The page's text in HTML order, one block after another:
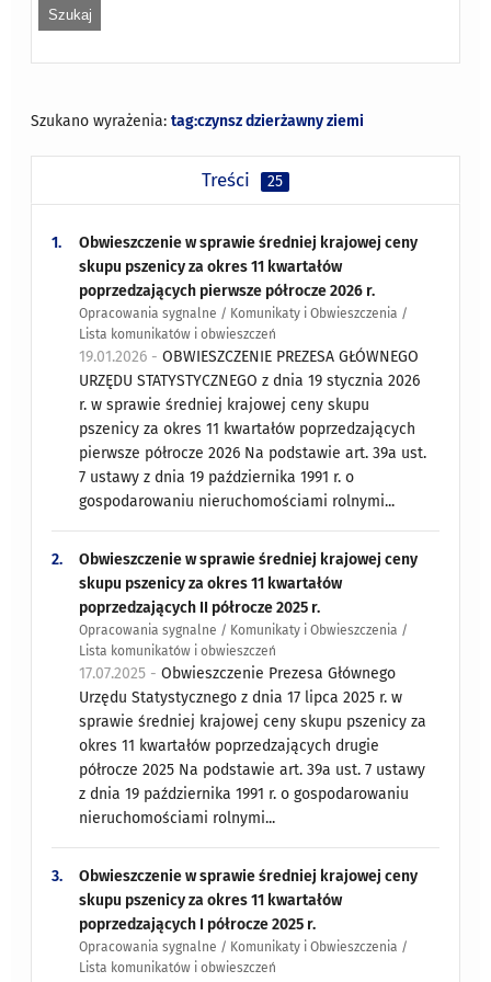
Szukano wyrażenia:tag:czynsz dzierżawny ziemi
Treści 25
1.
Obwieszczenie w sprawie średniej krajowej ceny
skupu pszenicy za okres 11 kwartałów
poprzedzających pierwsze półrocze 2026 r.
Opracowania sygnalne / Komunikaty i Obwieszczenia /
Lista komunikatów i obwieszczeń
19.01.2026 -OBWIESZCZENIE PREZESA GŁÓWNEGO
URZĘDU STATYSTYCZNEGO z dnia 19 stycznia 2026
r. w sprawie średniej krajowej ceny skupu
pszenicy za okres 11 kwartałów poprzedzających
pierwsze półrocze 2026 Na podstawie art. 39a ust.
7 ustawy z dnia 19 października 1991 r. o
gospodarowaniu nieruchomościami rolnymi...
2.
Obwieszczenie w sprawie średniej krajowej ceny
skupu pszenicy za okres 11 kwartałów
poprzedzających II półrocze 2025 r.
Opracowania sygnalne / Komunikaty i Obwieszczenia /
Lista komunikatów i obwieszczeń
17.07.2025 -Obwieszczenie Prezesa Głównego
Urzędu Statystycznego z dnia 17 lipca 2025 r. w
sprawie średniej krajowej ceny skupu pszenicy za
okres 11 kwartałów poprzedzających drugie
półrocze 2025 Na podstawie art. 39a ust. 7 ustawy
z dnia 19 października 1991 r. o gospodarowaniu
nieruchomościami rolnymi...
3.
Obwieszczenie w sprawie średniej krajowej ceny
skupu pszenicy za okres 11 kwartałów
poprzedzających I półrocze 2025 r.
Opracowania sygnalne / Komunikaty i Obwieszczenia /
Lista komunikatów i obwieszczeń